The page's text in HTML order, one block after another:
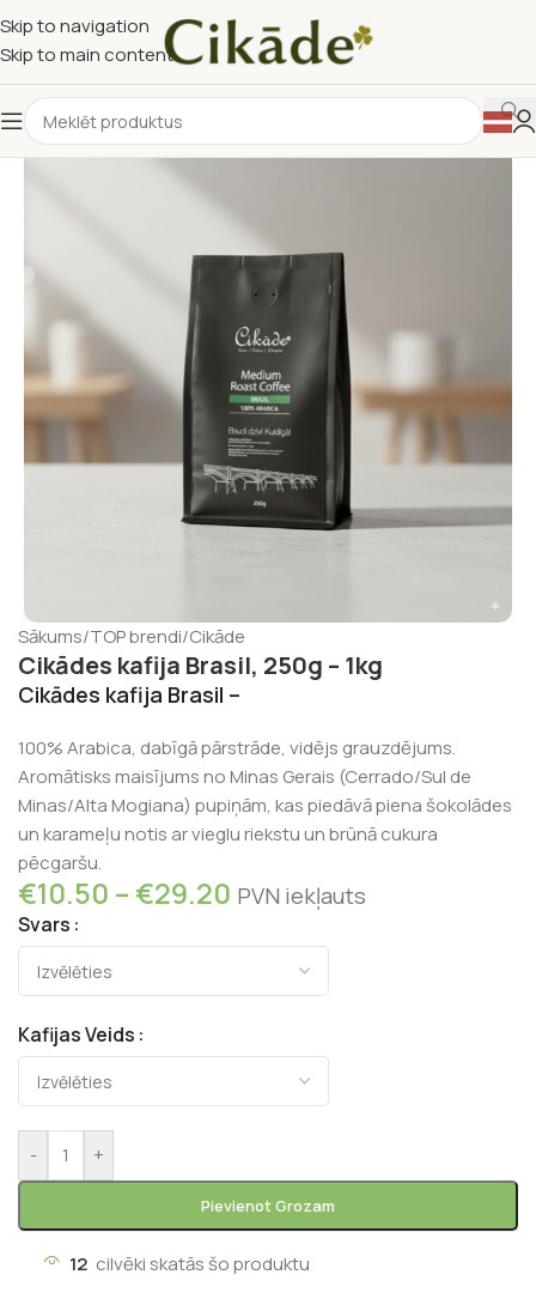
Skip to navigation
Skip to main content
Sākums/TOP brendi/Cikāde
Cikādes kafija Brasil, 250g – 1kg
Cikādes kafija Brasil –
100% Arabica, dabīgā pārstrāde, vidējs grauzdējums.
Aromātisks maisījums no Minas Gerais (Cerrado/Sul de
Minas/Alta Mogiana) pupiņām, kas piedāvā piena šokolādes
un karameļu notis ar vieglu riekstu un brūnā cukura
pēcgaršu.
€10.50 – €29.20 PVN iekļauts
Svars
Kafijas Veids
- +
Pievienot Grozam
12 cilvēki skatās šo produktu